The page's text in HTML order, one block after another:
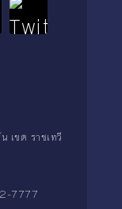
เขต ราชเทวี
7777